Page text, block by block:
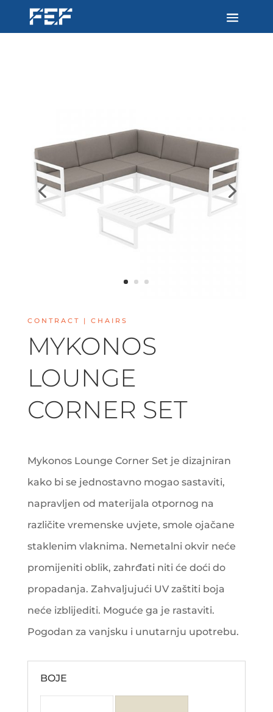
CONTRACT | CHAIRS
MYKONOS
LOUNGE
CORNER SET
Mykonos Lounge Corner Set je dizajniran
kako bi se jednostavno mogao sastaviti,
napravljen od materijala otpornog na
različite vremenske uvjete, smole ojačane
staklenim vlaknima. Nemetalni okvir neće
promijeniti oblik, zahrđati niti će doći do
propadanja. Zahvaljujući UV zaštiti boja
neće izblijediti. Moguće ga je rastaviti.
Pogodan za vanjsku i unutarnju upotrebu.
BOJE